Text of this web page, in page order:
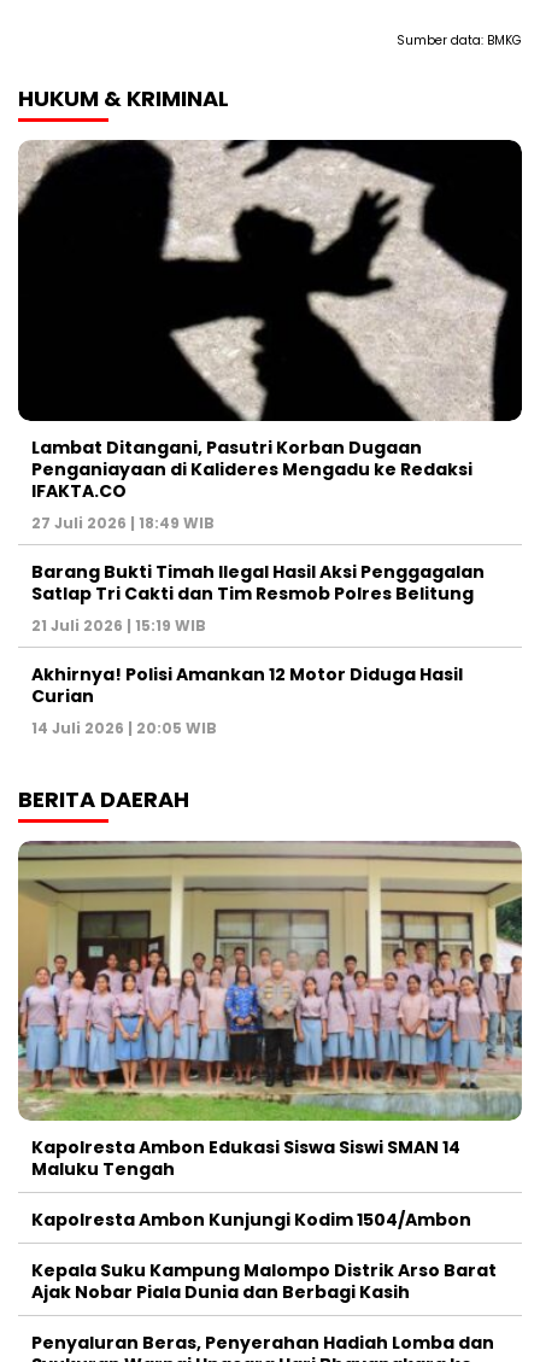
Sumber data: BMKG
HUKUM & KRIMINAL
Lambat Ditangani, Pasutri Korban Dugaan
Penganiayaan di Kalideres Mengadu ke Redaksi
IFAKTA.CO
27 Juli 2026 | 18:49 WIB
Barang Bukti Timah Ilegal Hasil Aksi Penggagalan
Satlap Tri Cakti dan Tim Resmob Polres Belitung
21 Juli 2026 | 15:19 WIB
Akhirnya! Polisi Amankan 12 Motor Diduga Hasil
Curian
14 Juli 2026 | 20:05 WIB
BERITA DAERAH
Kapolresta Ambon Edukasi Siswa Siswi SMAN 14
Maluku Tengah
Kapolresta Ambon Kunjungi Kodim 1504/Ambon
Kepala Suku Kampung Malompo Distrik Arso Barat
Ajak Nobar Piala Dunia dan Berbagi Kasih
Penyaluran Beras, Penyerahan Hadiah Lomba dan